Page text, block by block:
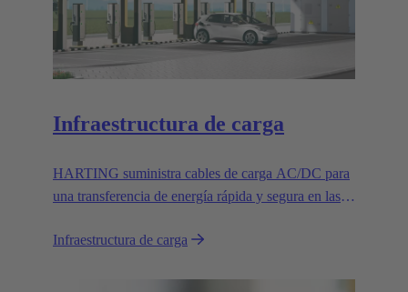
Infraestructura de carga
HARTING suministra cables de carga AC/DC para
una transferencia de energía rápida y segura en las
eléctricos.
Infraestructura de carga